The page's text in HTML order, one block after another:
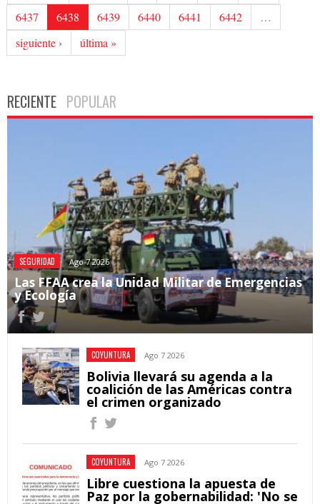
6437
6438 6439 6440 6441 6442
…
siguiente ›
última »
RECIENTE POPULAR
SEGURIDAD Ago 7 2026
Las FFAA crea la Unidad Militar de Emergencias
y Ecología
COYUNTURA Ago 7 2026
Bolivia llevará su agenda a la
coalición de las Américas contra
el crimen organizado
COYUNTURA Ago 7 2026
Libre cuestiona la apuesta de
Paz por la gobernabilidad: 'No se